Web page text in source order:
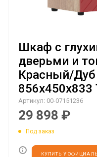
Шкаф с
дверьми и
Красный/
856х450х833
Артикул: 00-07151236
29 898 ₽
Под заказ
КУПИТЬ У